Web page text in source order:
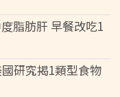
脂肪肝 早餐改吃1
研究揭1類型食物